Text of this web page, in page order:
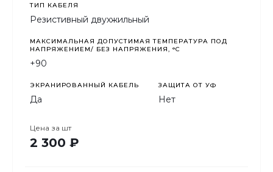
ТИП КАБЕЛЯ
Резистивный двухжильный
МАКСИМАЛЬНАЯ ДОПУСТИМАЯ ТЕМПЕРАТУРА ПОД
НАПРЯЖЕНИЕМ/ БЕЗ НАПРЯЖЕНИЯ, °C
+90
ЭКРАНИРОВАННЫЙ КАБЕЛЬ
Да
ЗАЩИТА ОТ УФ
Нет
Цена за шт
2 300 ₽